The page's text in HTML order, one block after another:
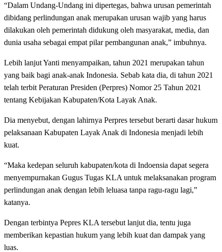
“Dalam Undang-Undang ini dipertegas, bahwa urusan pemerintah
dibidang perlindungan anak merupakan urusan wajib yang harus
dilakukan oleh pemerintah didukung oleh masyarakat, media, dan
dunia usaha sebagai empat pilar pembangunan anak,” imbuhnya.
Lebih lanjut Yanti menyampaikan, tahun 2021 merupakan tahun
yang baik bagi anak-anak Indonesia. Sebab kata dia, di tahun 2021
telah terbit Peraturan Presiden (Perpres) Nomor 25 Tahun 2021
tentang Kebijakan Kabupaten/Kota Layak Anak.
Dia menyebut, dengan lahirnya Perpres tersebut berarti dasar hukum
pelaksanaan Kabupaten Layak Anak di Indonesia menjadi lebih
kuat.
“Maka kedepan seluruh kabupaten/kota di Indoensia dapat segera
menyempurnakan Gugus Tugas KLA untuk melaksanakan program
perlindungan anak dengan lebih leluasa tanpa ragu-ragu lagi,”
katanya.
Dengan terbintya Pepres KLA tersebut lanjut dia, tentu juga
memberikan kepastian hukum yang lebih kuat dan dampak yang
luas.